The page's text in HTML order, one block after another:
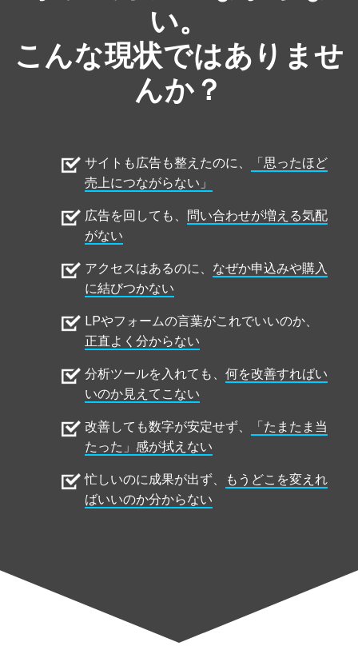
い。
こんな現状ではありませ
んか？
サイトも広告も整えたのに、
「思ったほど
売上につながらない」
広告を回しても、 問い合わせが増える気配
がない
アクセスはあるのに、 なぜか申込みや購入
に結びつかない
LPやフォームの言葉がこれでいいのか、
正直よく分からない
分析ツールを入れても、 何を改善すればい
いのか見えてこない
改善しても数字が安定せず、
「たまたま当
たった」感が拭えない
忙しいのに成果が出ず、
もうどこを変えれ
ばいいのか分からない